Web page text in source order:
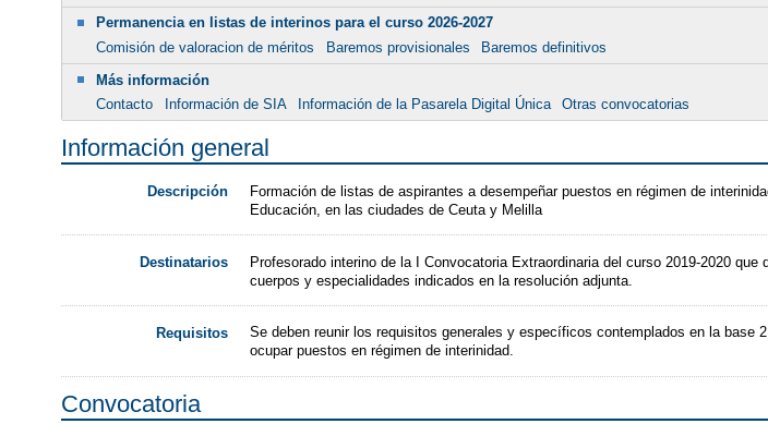
Permanencia en listas de interinos para el curso 2026-2027
Comisión de valoracion de méritos
Baremos provisionales
Baremos definitivos
Más información
Contacto
Información de SIA Información de la Pasarela Digital Única Otras convocatorias
Información general
Descripción
Formación de listas de aspirantes a desempeñar puestos en régimen de
Educación, en las ciudades de Ceuta y Melilla
Destinatarios
Profesorado interino de la I Convocatoria Extraordinaria del curso 2019-2020
cuerpos y especialidades indicados en la resolución adjunta.
Requisitos
Se deben reunir los requisitos generales y específicos contemplados en la
ocupar puestos en régimen de interinidad.
Convocatoria